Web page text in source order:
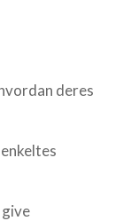
deres